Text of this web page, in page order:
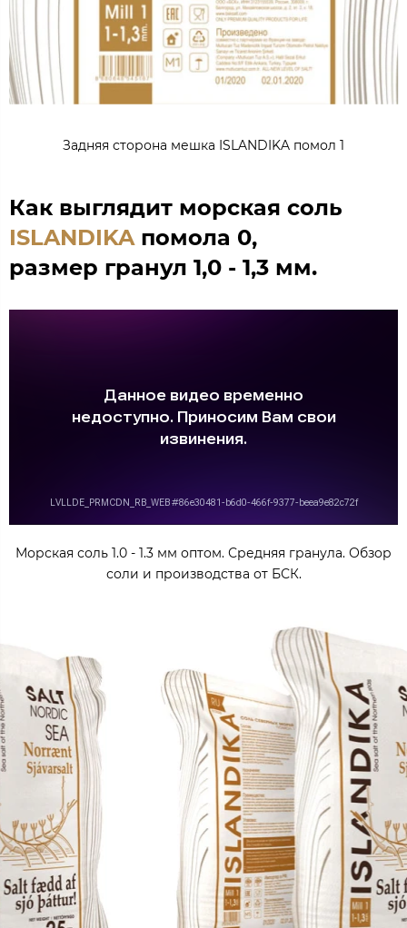
Задняя сторона мешка ISLANDIKA помол 1
Как выглядит морская соль
ISLANDIKA помола 0,
размер гранул 1,0 - 1,3 мм.
Морская соль 1.0 - 1.3 мм оптом. Средняя гранула. Обзор
соли и производства от БСК.